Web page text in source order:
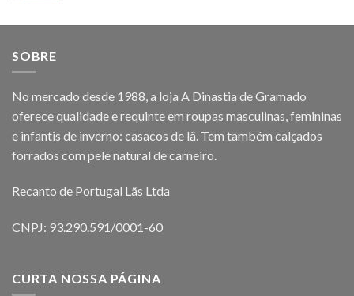
SOBRE
No mercado desde 1988, a loja A Dinastia de Gramado
oferece qualidade e requinte em roupas masculinas, femininas
e infantis de inverno: casacos de lã. Tem também calçados
forrados com pele natural de carneiro.
Recanto de Portugal Lãs Ltda
CNPJ: 93.290.591/0001-60
CURTA NOSSA PÁGINA